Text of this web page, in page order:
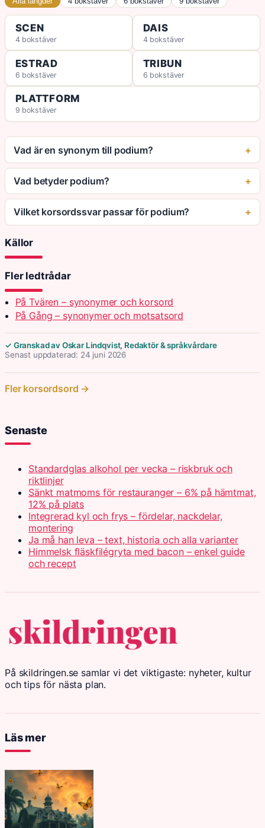
SCEN
4 bokstäver
DAIS
4 bokstäver
ESTRAD
6 bokstäver
TRIBUN
6 bokstäver
PLATTFORM
9 bokstäver
Vad är en synonym till podium?
Vad betyder podium?
Vilket korsordssvar passar för podium?
Källor
Fler ledtrådar
På Tvären – synonymer och korsord
På Gång – synonymer och motsatsord
✓ Granskad av Oskar Lindqvist, Redaktör & språkvårdare
Senast uppdaterad: 24 juni 2026
Fler korsordsord →
Senaste
Standardglas alkohol per vecka – riskbruk och
riktlinjer
Sänkt matmoms för restauranger – 6% på hämtmat,
12% på plats
Integrerad kyl och frys – fördelar, nackdelar,
montering
Ja må han leva – text, historia och alla varianter
Himmelsk fläskfilégryta med bacon – enkel guide
och recept
På skildringen.se samlar vi det viktigaste: nyheter, kultur
och tips för nästa plan.
Läs mer